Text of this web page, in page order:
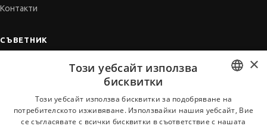
Контакти
СЪВЕТНИК
Когато получим оферта
BULGARIAN
ENGLISH
×
Този уебсайт използва
бисквитки
Този уебсайт използва бисквитки за подобряване на
потребителското изживяване. Използвайки нашия уебсайт, Вие
се съгласявате с всички бисквитки в съответствие с нашата